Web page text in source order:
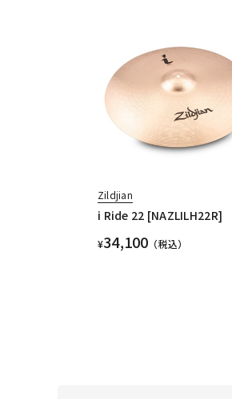
Zildjian
i Ride 22 [NAZLILH22R]
¥34,100 （税込）